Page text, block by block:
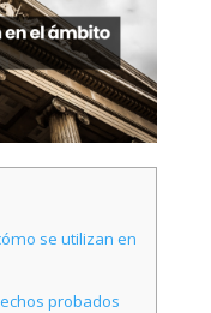
se utilizan en
probados